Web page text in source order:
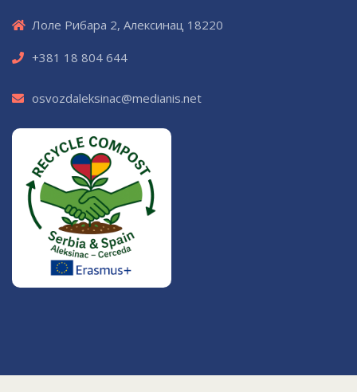
Лоле Рибара 2, Алексинац 18220
+381 18 804 644
osvozdaleksinac@medianis.net